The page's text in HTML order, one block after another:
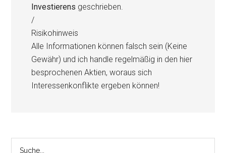
Investierens geschrieben.
/
Risikohinweis
Alle Informationen können falsch sein (Keine
Gewähr) und ich handle regelmäßig in den hier
besprochenen Aktien, woraus sich
Interessenkonflikte ergeben können!